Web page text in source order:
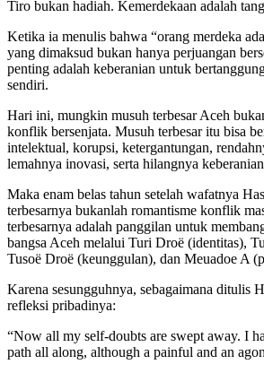
Tiro bukan hadiah. Kemerdekaan adalah
Ketika ia menulis bahwa “orang merdeka
yang dimaksud bukan hanya perjuangan
penting adalah keberanian untuk
sendiri.
Hari ini, mungkin musuh terbesar Aceh
konflik bersenjata. Musuh terbesar itu bisa
intelektual, korupsi, ketergantungan,
lemahnya inovasi, serta hilangnya
Maka enam belas tahun setelah wafatnya
terbesarnya bukanlah romantisme konflik
terbesarnya adalah panggilan untuk
bangsa Aceh melalui Turi Droë (identitas),
Tusoë Droë (keunggulan), dan Meuadoe A
Karena sesungguhnya, sebagaimana ditulis
refleksi pribadinya:
“Now all my self-doubts are swept away. I
path all along, although a painful and an